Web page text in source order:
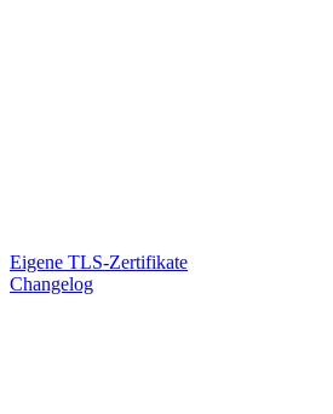
Eigene TLS-Zertifikate
Changelog